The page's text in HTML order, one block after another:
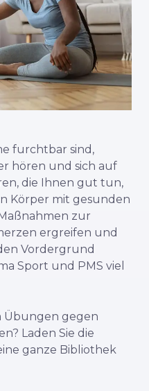
furchtbar sind,
hören und sich auf
die Ihnen gut tun,
Körper mit gesunden
zur
ergreifen und
Vordergrund
Sport und PMS viel
Übungen gegen
Laden Sie die
ganze Bibliothek